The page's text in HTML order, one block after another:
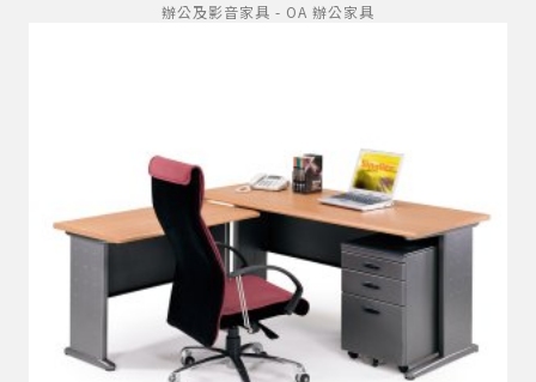
辦公及影音家具 - OA 辦公家具